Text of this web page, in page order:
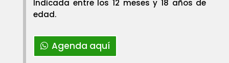
Indicada entre los 12 meses y 18 años de
edad.
Agenda aquí